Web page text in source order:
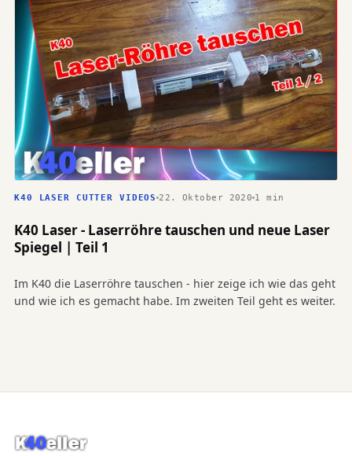
K40 LASER CUTTER VIDEOS 22. Oktober 2020 1 min
K40 Laser - Laserröhre tauschen und neue Laser
Spiegel | Teil 1
Im K40 die Laserröhre tauschen - hier zeige ich wie das geht
und wie ich es gemacht habe. Im zweiten Teil geht es weiter.